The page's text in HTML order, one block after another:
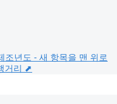
조년도 - 새 항목을 맨 위로
거리 ⬈